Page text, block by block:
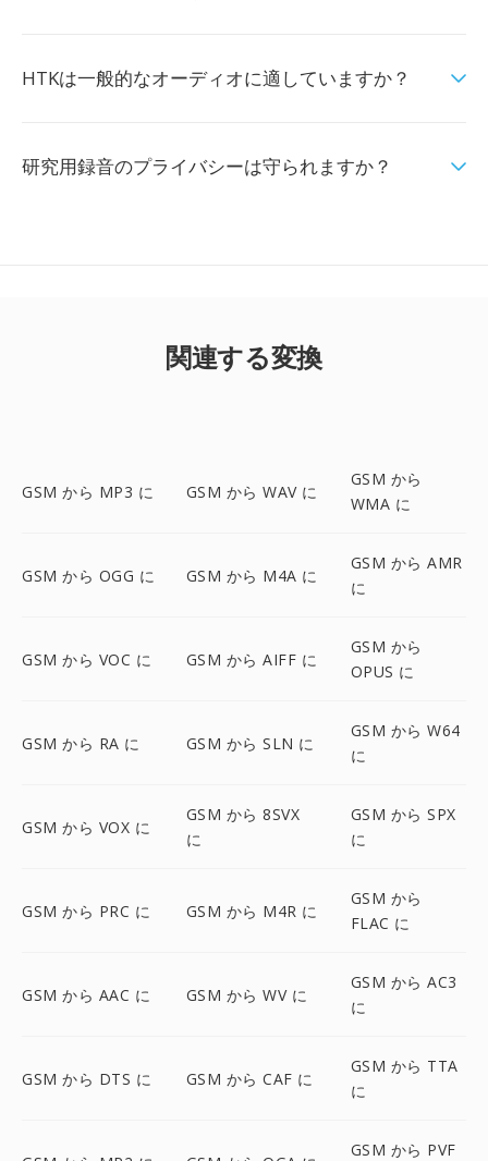
HTKは一般的なオーディオに適していますか？
研究用録音のプライバシーは守られますか？
関連する変換
GSM から MP3 に GSM から WAV に
GSM から
WMA に
GSM から OGG に GSM から M4A に
GSM から AMR
に
GSM から VOC に GSM から AIFF に
GSM から
OPUS に
GSM から RA に GSM から SLN に
GSM から W64
に
GSM から VOX に
GSM から 8SVX
に
GSM から SPX
に
GSM から PRC に GSM から M4R に
GSM から
FLAC に
GSM から AAC に GSM から WV に
GSM から AC3
に
GSM から DTS に GSM から CAF に
GSM から TTA
に
GSM から PVF